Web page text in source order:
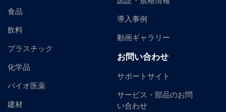
食品
飲料
プラスチック
化学品
バイオ医薬
建材
導入事例
動画ギャラリー
お問い合わせ
サポートサイト
サービス・部品のお問
い合わせ